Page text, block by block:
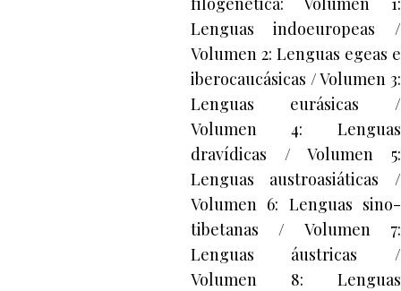
Lenguas indoeuropeas /
Volumen 2: Lenguas egeas e
iberocaucásicas / Volumen 3:
Lenguas eurásicas /
Volumen 4: Lenguas
dravídicas / Volumen 5:
Lenguas austroasiáticas /
Volumen 6: Lenguas sino-
tibetanas / Volumen 7:
Lenguas áustricas /
Volumen 8: Lenguas